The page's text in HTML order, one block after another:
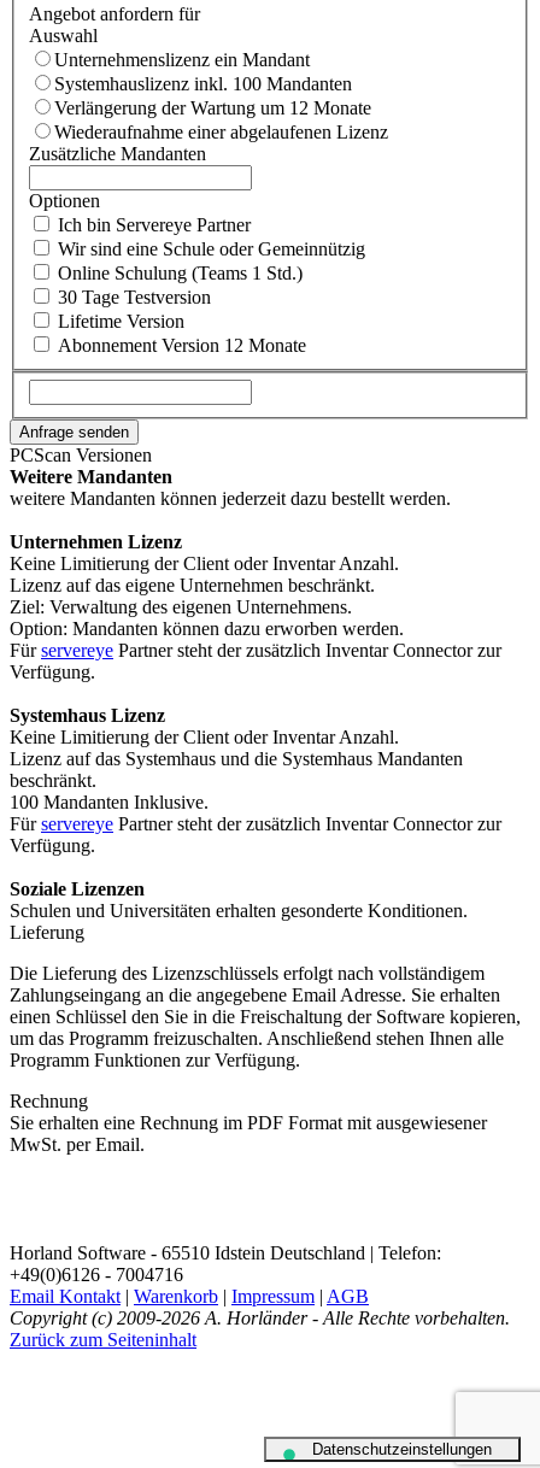
Angebot anfordern für
Auswahl
Unternehmenslizenz ein Mandant
Systemhauslizenz inkl. 100 Mandanten
Verlängerung der Wartung um 12 Monate
Wiederaufnahme einer abgelaufenen Lizenz
Zusätzliche Mandanten
Optionen
Ich bin Servereye Partner
Wir sind eine Schule oder Gemeinnützig
Online Schulung (Teams 1 Std.)
30 Tage Testversion
Lifetime Version
Abonnement Version 12 Monate
PCScan Versionen
Weitere Mandanten
weitere Mandanten können jederzeit dazu bestellt werden.
Unternehmen Lizenz
Keine Limitierung der Client oder Inventar Anzahl.
Lizenz auf das eigene Unternehmen beschränkt.
Ziel: Verwaltung des eigenen Unternehmens.
Option: Mandanten können dazu erworben werden.
Für servereye Partner steht der zusätzlich Inventar Connector zur
Verfügung.
Systemhaus Lizenz
Keine Limitierung der Client oder Inventar Anzahl.
Lizenz auf das Systemhaus und die Systemhaus Mandanten
beschränkt.
100 Mandanten Inklusive.
Fürservereye Partner steht der zusätzlich Inventar Connector zur
Verfügung.
Soziale Lizenzen
Schulen und Universitäten erhalten gesonderte Konditionen.
Lieferung
Die Lieferung des Lizenzschlüssels erfolgt nach vollständigem
Zahlungseingang an die angegebene Email Adresse. Sie erhalten
einen Schlüssel den Sie in die Freischaltung der Software kopieren,
um das Programm freizuschalten. Anschließend stehen Ihnen alle
Programm Funktionen zur Verfügung.
Rechnung
Sie erhalten eine Rechnung im PDF Format mit ausgewiesener
MwSt. per Email.
Horland Software - 65510 Idstein Deutschland | Telefon:
+49(0)6126 - 7004716
Email Kontakt| Warenkorb Impressum AGB
Copyright (c) 2009-2026 A. Horländer - Alle Rechte vorbehalten.
Zurück zum Seiteninhalt